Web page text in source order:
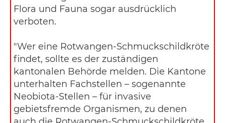
Flora und Fauna sogar ausdrücklich
verboten.
"Wer eine Rotwangen-Schmuckschildkröte
findet, sollte es der zuständigen
kantonalen Behörde melden. Die Kantone
unterhalten Fachstellen – sogenannte
Neobiota-Stellen – für invasive
gebietsfremde Organismen, zu denen